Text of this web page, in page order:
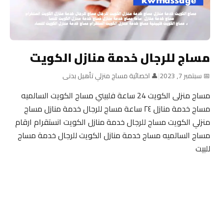
مساج للرجال خدمة منازل الكويت
📅 سبتمبر 7, 2023 |👤 اخصائية مساج منزلي تأهيل بدنى
مساج منزلى الكويت 24 ساعة فلبيني مساج الكويت السالميه
مساج خدمة منازل ٢٤ ساعة مساج للرجال خدمة منازل مساج
منزلي الكويت مساج للرجال خدمة منازل الكويت انستقرام ارقام
مساج السالميه مساج خدمة منازل الكويت للرجال خدمة مساج
للبيت